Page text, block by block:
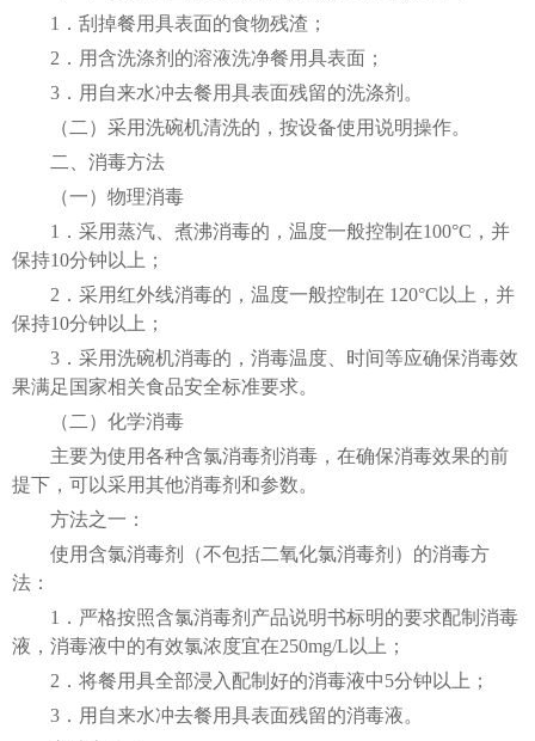
1．刮掉餐用具表面的食物残渣；
2．用含洗涤剂的溶液洗净餐用具表面；
3．用自来水冲去餐用具表面残留的洗涤剂。
（二）采用洗碗机清洗的，按设备使用说明操作。
二、消毒方法
（一）物理消毒
1．采用蒸汽、煮沸消毒的，温度一般控制在100°C，并
保持10分钟以上；
2．采用红外线消毒的，温度一般控制在 120°C以上，并
保持10分钟以上；
3．采用洗碗机消毒的，消毒温度、时间等应确保消毒效
果满足国家相关食品安全标准要求。
（二）化学消毒
主要为使用各种含氯消毒剂消毒，在确保消毒效果的前
提下，可以采用其他消毒剂和参数。
方法之一：
使用含氯消毒剂（不包括二氧化氯消毒剂）的消毒方
法：
1．严格按照含氯消毒剂产品说明书标明的要求配制消毒
液，消毒液中的有效氯浓度宜在250mg/L以上；
2．将餐用具全部浸入配制好的消毒液中5分钟以上；
3．用自来水冲去餐用具表面残留的消毒液。